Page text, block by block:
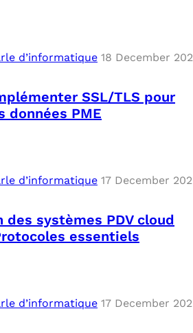
d’informatique 18 December
SSL/TLS pour
données PME
d’informatique 17 December
des systèmes PDV cloud
essentiels
d’informatique 17 December